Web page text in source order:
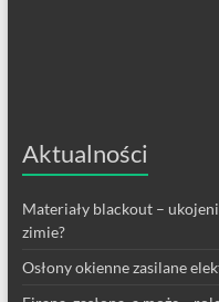
Aktualności
Materiały blackout –
zimie?
Osłony okienne zasilane